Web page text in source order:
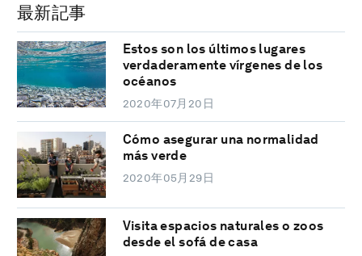
最新記事
Estos son los últimos lugares
verdaderamente vírgenes de los
océanos
2020年07月20日
Cómo asegurar una normalidad
más verde
2020年05月29日
Visita espacios naturales o zoos
desde el sofá de casa